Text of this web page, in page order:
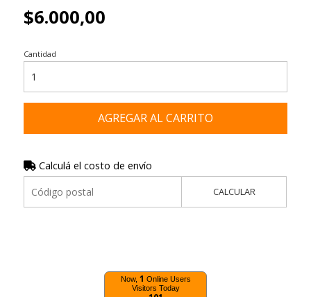
$6.000,00
Cantidad
AGREGAR AL CARRITO
Calculá el costo de envío
CALCULAR
Now, 1 Online Users
Visitors Today